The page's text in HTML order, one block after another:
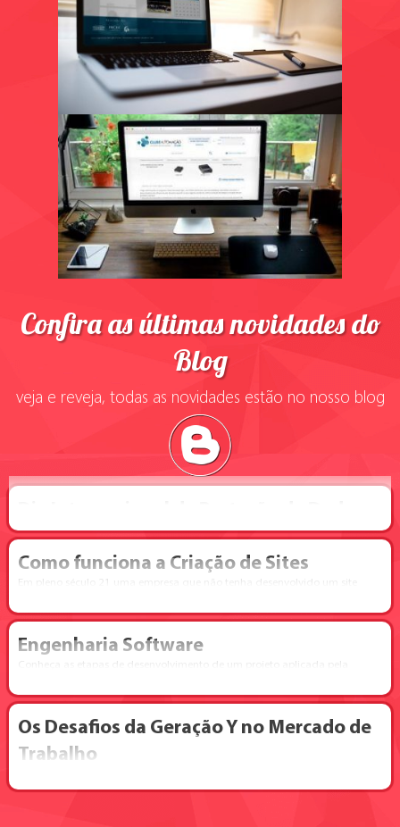
Confira as últimas novidades do
Blog
veja e reveja, todas as novidades estão no nosso blog
Como funciona a Criação de Sites
Em pleno século 21 uma empresa que não tenha desenvolvido um site
Engenharia Software
Conheça as etapas de desenvolvimento de um projeto aplicada pela
Os Desafios da Geração Y no Mercado de
Trabalho